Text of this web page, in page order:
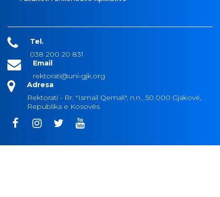
Tel.
038 200 20 831
Email
rektorati@uni-gjk.org
Adresa
Rektorati - Rr. "Ismail Qemali", n.n., 50 000 Gjakovë,
Republika e Kosovës